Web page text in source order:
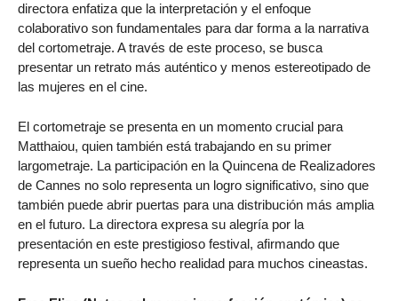
directora enfatiza que la interpretación y el enfoque
colaborativo son fundamentales para dar forma a la narrativa
del cortometraje. A través de este proceso, se busca
presentar un retrato más auténtico y menos estereotipado de
las mujeres en el cine.
El cortometraje se presenta en un momento crucial para
Matthaiou, quien también está trabajando en su primer
largometraje. La participación en la Quincena de Realizadores
de Cannes no solo representa un logro significativo, sino que
también puede abrir puertas para una distribución más amplia
en el futuro. La directora expresa su alegría por la
presentación en este prestigioso festival, afirmando que
representa un sueño hecho realidad para muchos cineastas.